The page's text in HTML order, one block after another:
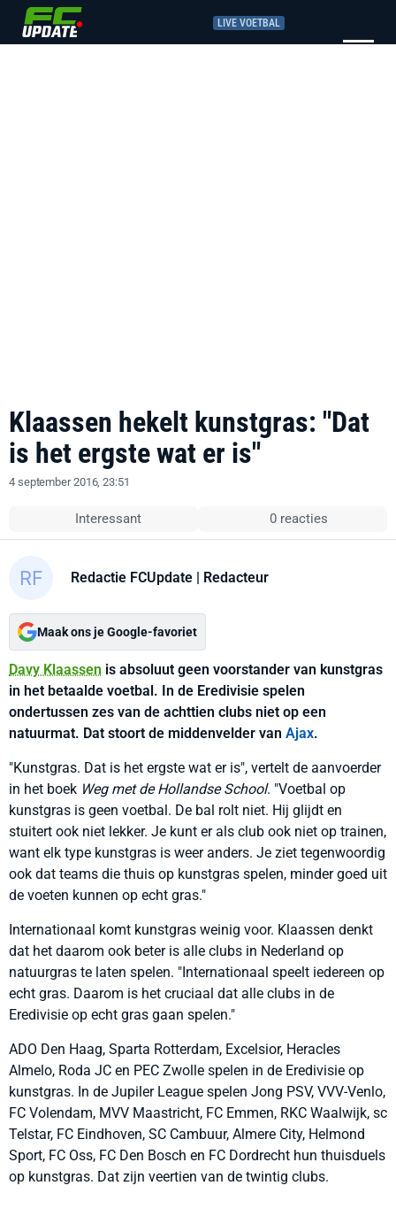
LIVE VOETBAL
Klaassen hekelt kunstgras: "Dat
is het ergste wat er is"
4 september 2016, 23:51
Interessant 0 reacties
Redactie FCUpdate | Redacteur
Maak ons je Google-favoriet
Davy Klaassen is absoluut geen voorstander van kunstgras
in het betaalde voetbal. In de Eredivisie spelen
ondertussen zes van de achttien clubs niet op een
natuurmat. Dat stoort de middenvelder van Ajax.
"Kunstgras. Dat is het ergste wat er is", vertelt de aanvoerder
in het boek Weg met de Hollandse School. "Voetbal op
kunstgras is geen voetbal. De bal rolt niet. Hij glijdt en
stuitert ook niet lekker. Je kunt er als club ook niet op trainen,
want elk type kunstgras is weer anders. Je ziet tegenwoordig
ook dat teams die thuis op kunstgras spelen, minder goed uit
de voeten kunnen op echt gras."
Internationaal komt kunstgras weinig voor. Klaassen denkt
dat het daarom ook beter is alle clubs in Nederland op
natuurgras te laten spelen. "Internationaal speelt iedereen op
echt gras. Daarom is het cruciaal dat alle clubs in de
Eredivisie op echt gras gaan spelen."
ADO Den Haag, Sparta Rotterdam, Excelsior, Heracles
Almelo, Roda JC en PEC Zwolle spelen in de Eredivisie op
kunstgras. In de Jupiler League spelen Jong PSV, VVV-Venlo,
FC Volendam, MVV Maastricht, FC Emmen, RKC Waalwijk, sc
Telstar, FC Eindhoven, SC Cambuur, Almere City, Helmond
Sport, FC Oss, FC Den Bosch en FC Dordrecht hun thuisduels
op kunstgras. Dat zijn veertien van de twintig clubs.